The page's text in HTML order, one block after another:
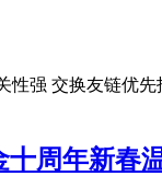
性强 交换友链
周年新春